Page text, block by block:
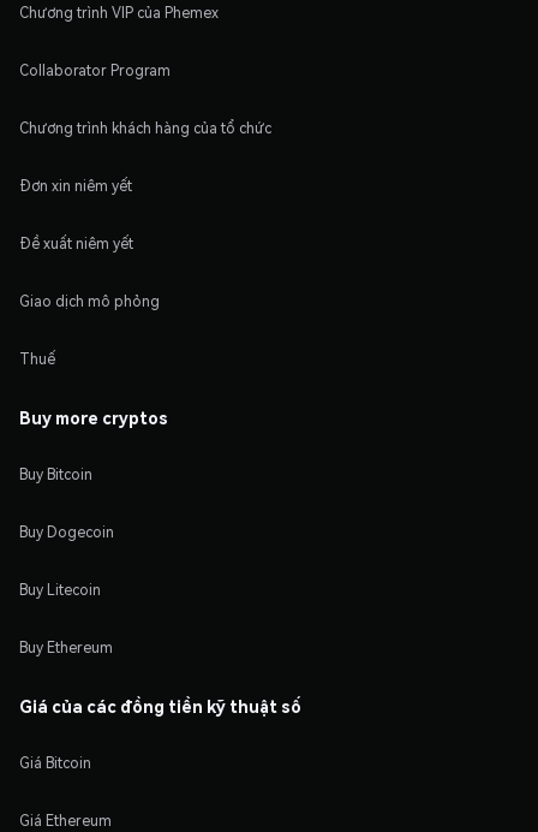
Chương trình VIP của Phemex
Collaborator Program
Chương trình khách hàng của tổ chức
Đơn xin niêm yết
Đề xuất niêm yết
Giao dịch mô phỏng
Thuế
Buy more cryptos
Buy Bitcoin
Buy Dogecoin
Buy Litecoin
Buy Ethereum
Giá của các đồng tiền kỹ thuật số
Giá Bitcoin
Giá Ethereum